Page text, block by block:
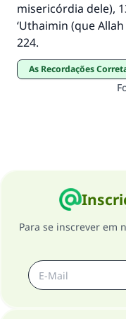
misericórdia dele),
‘Uthaimin (que
224.
As Recordações
Para se inscrever em